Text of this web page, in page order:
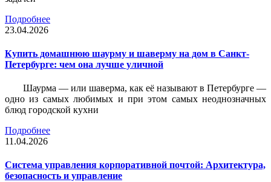
Подробнее
23.04.2026
Купить домашнюю шаурму и шаверму на дом в Санкт-
Петербурге: чем она лучше уличной
Шаурма — или шаверма, как её называют в Петербурге —
одно из самых любимых и при этом самых неоднозначных
блюд городской кухни
Подробнее
11.04.2026
Система управления корпоративной почтой: Архитектура,
безопасность и управление